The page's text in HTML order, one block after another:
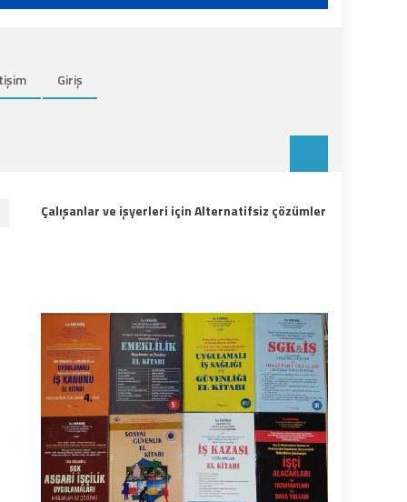
Giriş
Çalışanlar ve işyerleri için Alternatifsiz çözümler